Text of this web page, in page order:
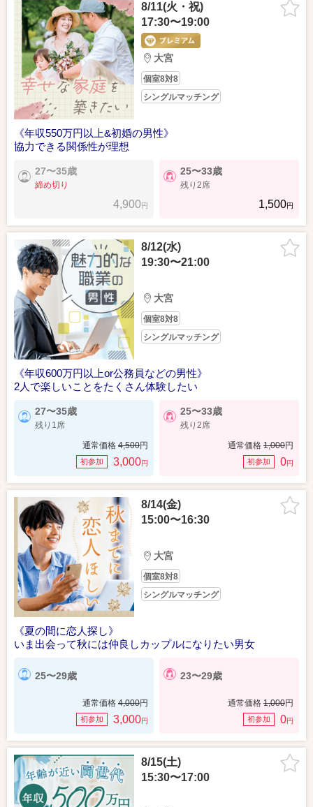
8/11(火・祝)
17:30〜19:00
大宮
個室8対8
シングルマッチング
《年収550万円以上&初婚の男性》
協力できる関係性が理想
27〜35歳
締め切り
4,900円
25〜33歳
残り2席
1,500円
8/12(水)
19:30〜21:00
大宮
個室8対8
シングルマッチング
《年収600万円以上or公務員などの男性》
2人で楽しいことをたくさん体験したい
27〜35歳
残り1席
通常価格 4,500円
初参加 3,000円
25〜33歳
残り2席
通常価格 1,000円
初参加 0円
8/14(金)
15:00〜16:30
大宮
個室8対8
シングルマッチング
《夏の間に恋人探し》
いま出会って秋には仲良しカップルになりたい男女
25〜29歳
通常価格 4,000円
初参加 3,000円
23〜29歳
通常価格 1,000円
初参加 0円
8/15(土)
15:30〜17:00